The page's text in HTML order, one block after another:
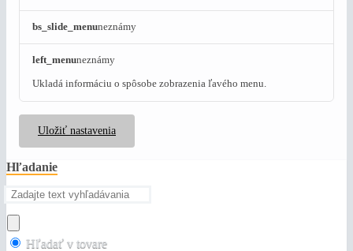
bs_slide_menuneznámy
left_menu
Ukladá informáciu o spôsobe zobrazenia ľavého menu.
neznámy
Uložiť nastavenia
Hľadanie
Hľadať v tovare